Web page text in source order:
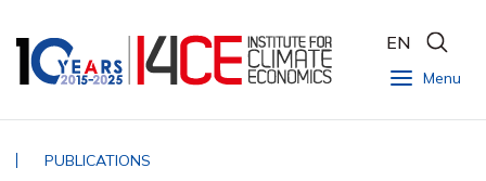
Menu
EN
PUBLICATIONS